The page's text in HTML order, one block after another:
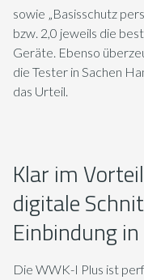
sowie „Basisschutz
bzw. 2,0 jeweils die
Geräte. Ebenso
die Tester in Sachen
das Urteil.
Klar im
digitale
Einbindung
Die WWK-I Plus ist